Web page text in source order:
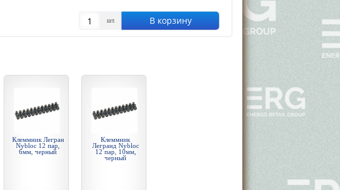
шт. В корзину
Клеммник Легран
Nybloc 12 пар,
6мм, черный
Клеммник
Легранд Nybloc
12 пар, 10мм,
черный